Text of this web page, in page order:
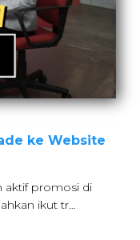
ke Website
aktif promosi di
ikut tr…